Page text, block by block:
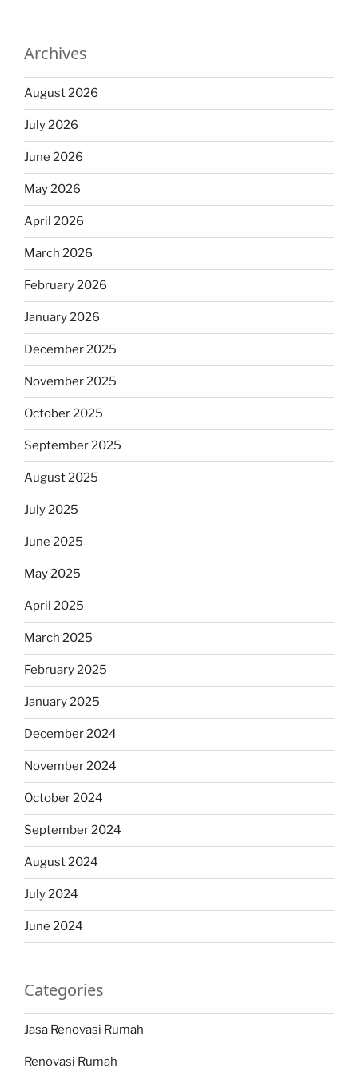
Archives
August 2026
July 2026
June 2026
May 2026
April 2026
March 2026
February 2026
January 2026
December 2025
November 2025
October 2025
September 2025
August 2025
July 2025
June 2025
May 2025
April 2025
March 2025
February 2025
January 2025
December 2024
November 2024
October 2024
September 2024
August 2024
July 2024
June 2024
Categories
Jasa Renovasi Rumah
Renovasi Rumah